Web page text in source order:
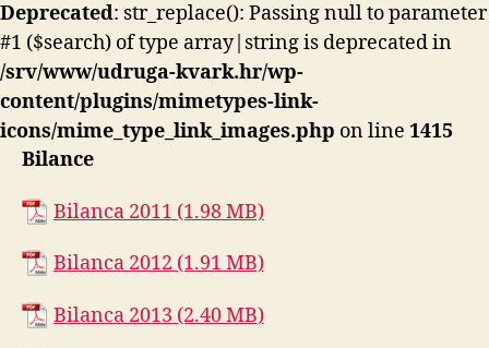
Deprecated: str_replace(): Passing null to parameter
#1 ($search) of type array|string is deprecated in
/srv/www/udruga-kvark.hr/wp-
content/plugins/mimetypes-link-
icons/mime_type_link_images.php on line 1415
Bilance
Bilanca 2011
Bilanca 2012
Bilanca 2013